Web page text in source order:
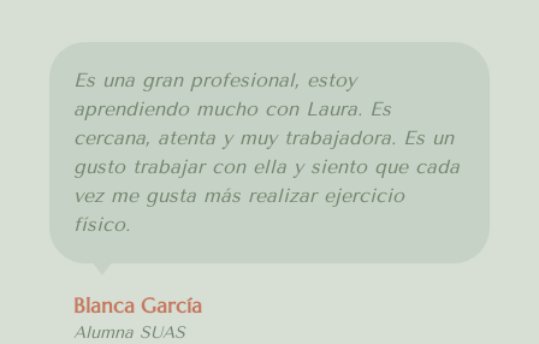
Es una gran profesional, estoy
aprendiendo mucho con Laura. Es
cercana, atenta y muy trabajadora. Es un
gusto trabajar con ella y siento que cada
vez me gusta más realizar ejercicio
físico.
Blanca García
Alumna SUAS